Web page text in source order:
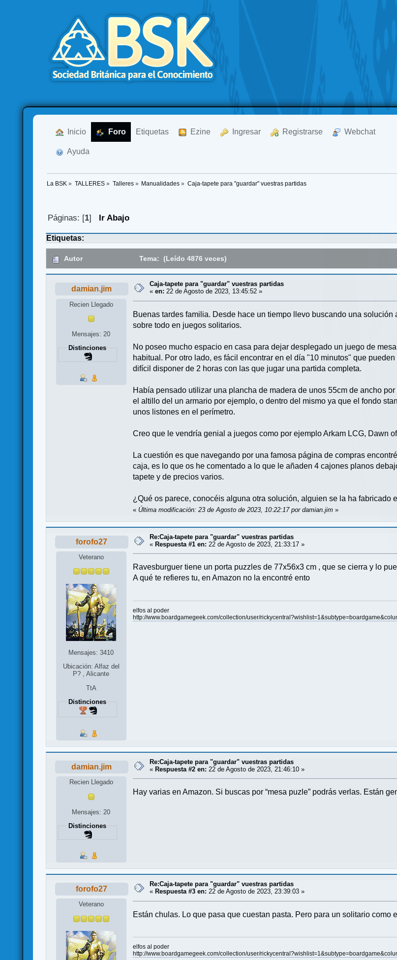
Inicio Foro Etiquetas Ezine Ingresar Registrarse Webchat
Ayuda
La BSK » TALLERES» Talleres» Manualidades » Caja-tapete para "guardar" vuestras partidas
Páginas: [1] Ir Abajo
Etiquetas:
Autor Tema: (Leído 4876 veces)
damian.jim
Recien Llegado
Mensajes: 20
Distinciones
Caja-tapete para "guardar" vuestras partidas
«en: 22 de Agosto de 2023, 13:45:52 »
Buenas tardes familia. Desde hace un tiempo llevo buscando una
sobre todo en juegos solitarios.
No poseo mucho espacio en casa para dejar desplegado un juego de
habitual. Por otro lado, es fácil encontrar en el día "10 minutos" que
difícil disponer de 2 horas con las que jugar una partida completa.
Había pensado utilizar una plancha de madera de unos 55cm de ancho
el altillo del un armario por ejemplo, o dentro del mismo ya que el fondo
unos listones en el perímetro.
Creo que le vendría genial a juegos como por ejemplo Arkam LCG, Dawn
La cuestión es que navegando por una famosa página de compras
caja, es lo que os he comentado a lo que le añaden 4 cajones planos
tapete y de precios varios.
¿Qué os parece, conocéis alguna otra solución, alguien se la ha fabricado
« Última modificación: 23 de Agosto de 2023, 10:22:17 por damian.jim »
forofo27
Veterano
Mensajes: 3410
Ubicación: Alfaz del
P? , Alicante
TtA
Distinciones
Re:Caja-tapete para "guardar" vuestras partidas
«Respuesta #1 en: 22 de Agosto de 2023, 21:33:17 »
Ravesburguer tiene un porta puzzles de 77x56x3 cm , que se cierra y lo
A qué te refieres tu, en Amazon no la encontré ento
elfos al poder
http://www.boardgamegeek.com/collection/user/
damian.jim
Recien Llegado
Mensajes: 20
Distinciones
Re:Caja-tapete para "guardar" vuestras partidas
« Respuesta #2 en: 22 de Agosto de 2023, 21:46:10 »
Hay varias en Amazon. Si buscas por “mesa puzle” podrás verlas. Están
forofo27
Veterano
Re:Caja-tapete para "guardar" vuestras partidas
« Respuesta #3 en: 22 de Agosto de 2023, 23:39:03 »
Están chulas. Lo que pasa que cuestan pasta. Pero para un solitario como
elfos al poder
http://www.boardgamegeek.com/collection/user/